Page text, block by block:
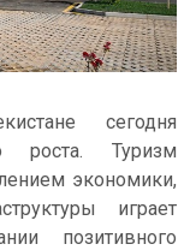
сегодня
роста. Туризм
экономики,
играет
позитивного